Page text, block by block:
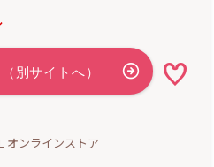
オンラインストア